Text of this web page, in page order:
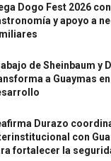
Dogo Fest 2026
y apoyo a
de Sheinbaum y
a Guaymas
Durazo
con
fortalecer la